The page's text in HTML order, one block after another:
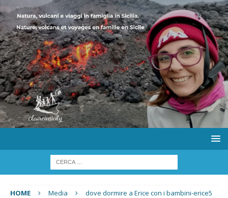
HOME Media dove dormire a Erice con i bambini-erice5